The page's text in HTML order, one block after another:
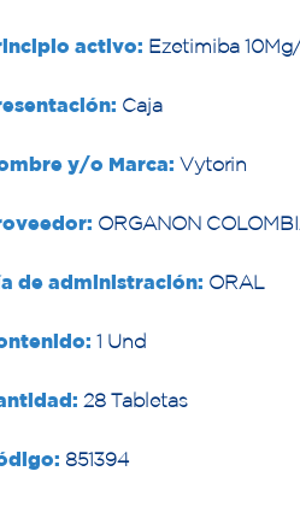
activo: Ezetimiba
Caja
y/o Marca: Vytorin
ORGANON
de administración: ORAL
1 Und
28 Tabletas
851394